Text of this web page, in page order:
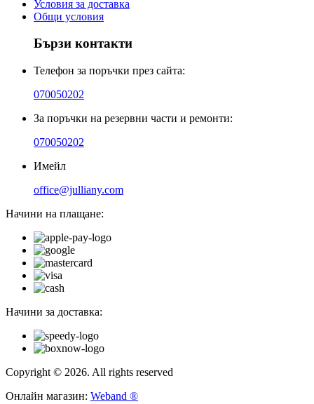
Условия за доставка
Общи условия
Бързи контакти
Телефон за поръчки през сайта:
070050202
За поръчки на резервни части и ремонти:
070050202
Имейл
office@julliany.com
Начини на плащане:
Начини за доставка:
Copyright © 2026. All rights reserved
Онлайн магазин: Weband ®